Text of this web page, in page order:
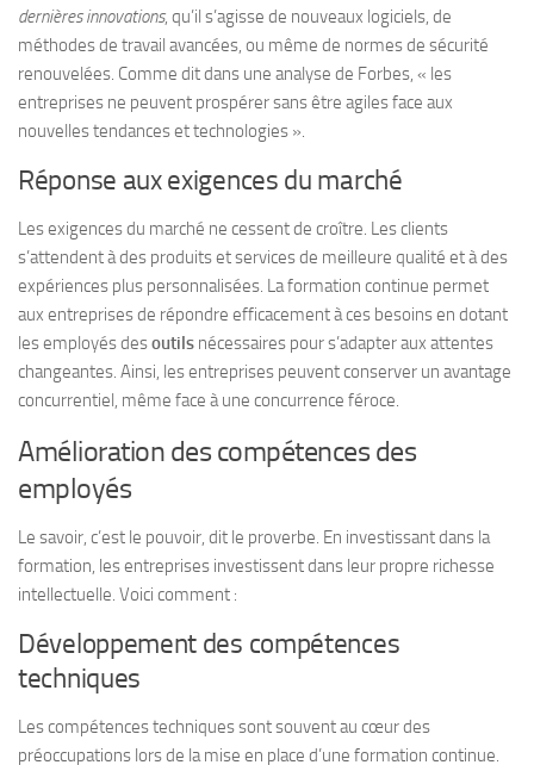
dernières innovations, qu’il s’agisse de nouveaux logiciels, de
méthodes de travail avancées, ou même de normes de sécurité
renouvelées. Comme dit dans une analyse de Forbes, « les
entreprises ne peuvent prospérer sans être agiles face aux
nouvelles tendances et technologies ».
Réponse aux exigences du marché
Les exigences du marché ne cessent de croître. Les clients
s’attendent à des produits et services de meilleure qualité et à des
expériences plus personnalisées. La formation continue permet
aux entreprises de répondre efficacement à ces besoins en dotant
les employés desoutils nécessaires pour s’adapter aux attentes
changeantes. Ainsi, les entreprises peuvent conserver un avantage
concurrentiel, même face à une concurrence féroce.
Amélioration des compétences des
employés
Le savoir, c’est le pouvoir, dit le proverbe. En investissant dans la
formation, les entreprises investissent dans leur propre richesse
intellectuelle. Voici comment :
Développement des compétences
techniques
Les compétences techniques sont souvent au cœur des
préoccupations lors de la mise en place d’une formation continue.